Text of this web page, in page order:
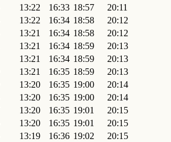
13:22 16:33 18:57
20:11
13:22 16:34 18:58
20:12
13:21 16:34 18:58
20:12
13:21 16:34 18:59
20:13
13:21 16:34 18:59
20:13
13:21 16:35 18:59
20:13
13:20 16:35 19:00
20:14
13:20 16:35 19:00
20:14
13:20 16:35 19:01
20:15
13:20 16:35 19:01
20:15
13:19 16:36 19:02
20:15